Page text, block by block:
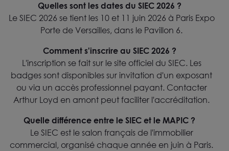
Quelles sont les dates du SIEC 2026 ?
Le SIEC 2026 se tient les 10 et 11 juin 2026 à Paris Expo
Porte de Versailles, dans le Pavillon 6.
Comment s'inscrire au SIEC 2026 ?
L'inscription se fait sur le site officiel du SIEC. Les
badges sont disponibles sur invitation d'un exposant
ou via un accès professionnel payant. Contacter
Arthur Loyd en amont peut faciliter l'accréditation.
Quelle différence entre le SIEC et le MAPIC ?
Le SIEC est le salon français de l'immobilier
commercial, organisé chaque année en juin à Paris.